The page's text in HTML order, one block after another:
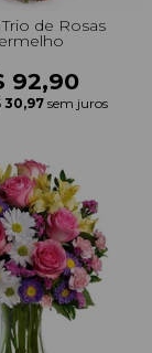
de Rosas
92,90
30,97 sem juros